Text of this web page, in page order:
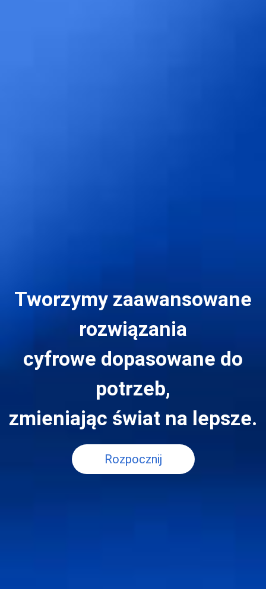
Tworzymy zaawansowane
rozwiązania
cyfrowe dopasowane do
potrzeb,
zmieniając świat na lepsze.
Rozpocznij